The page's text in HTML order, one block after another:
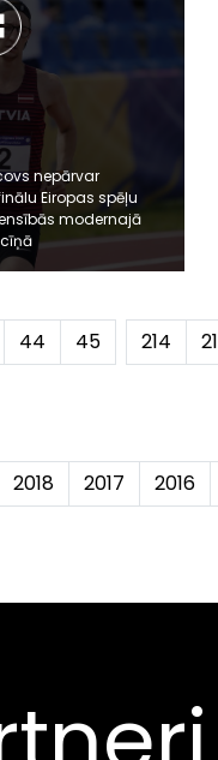
nepārvar
Eiropas spēļu
modernajā
44 45 214
2018 2017 2016